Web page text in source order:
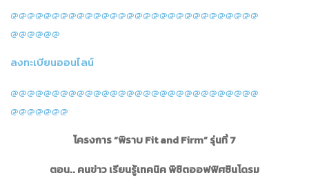
@@@@@@@@@@@@@@@@@@@@@@@@@@@@@@
@@@@@@
ลงทะเบียนออนไลน์
@@@@@@@@@@@@@@@@@@@@@@@@@@@@@@
@@@@@@@
โครงการ“พิราบ Fit and Firm” รุ่นที่ 7
ตอน.. คนข่าว เรียนรู้เทคนิค พิชิตออฟฟิศซินโดรม